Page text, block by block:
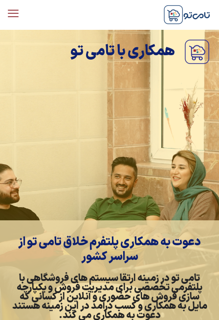
همکاری با تامی تو
دعوت به همکاری پلتفرم خلاق تامی تو از
سراسر کشور
تامی تو در زمینه ارتقا سیستم های فروشگاهی با
پلتفرمی تخصصی برای مدیریت فروش و یکپارچه
سازی فروش های حضوری و آنلاین از کسانی که
مایل به همکاری و کسب درآمد در این زمینه هستند
دعوت به همکاری می کند.